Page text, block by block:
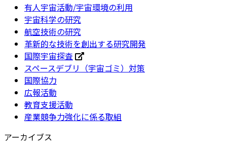
有人宇宙活動/宇宙環境の利用
宇宙科学の研究
航空技術の研究
革新的な技術を創出する研究開発
国際宇宙探査
スペースデブリ（宇宙ゴミ）対策
国際協力
広報活動
教育支援活動
産業競争力強化に係る取組
アーカイブス